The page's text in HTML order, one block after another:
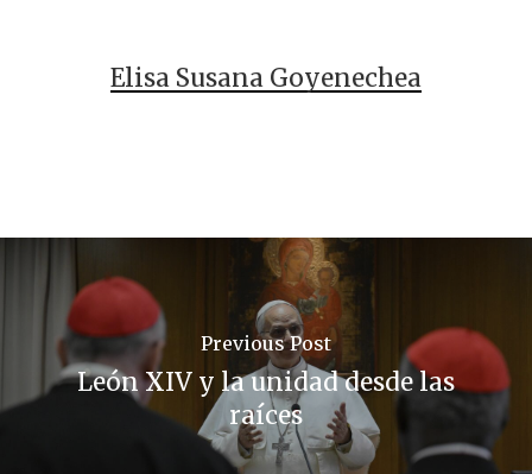
Elisa Susana Goyenechea
Previous Post
León XIV y la unidad desde las
raíces